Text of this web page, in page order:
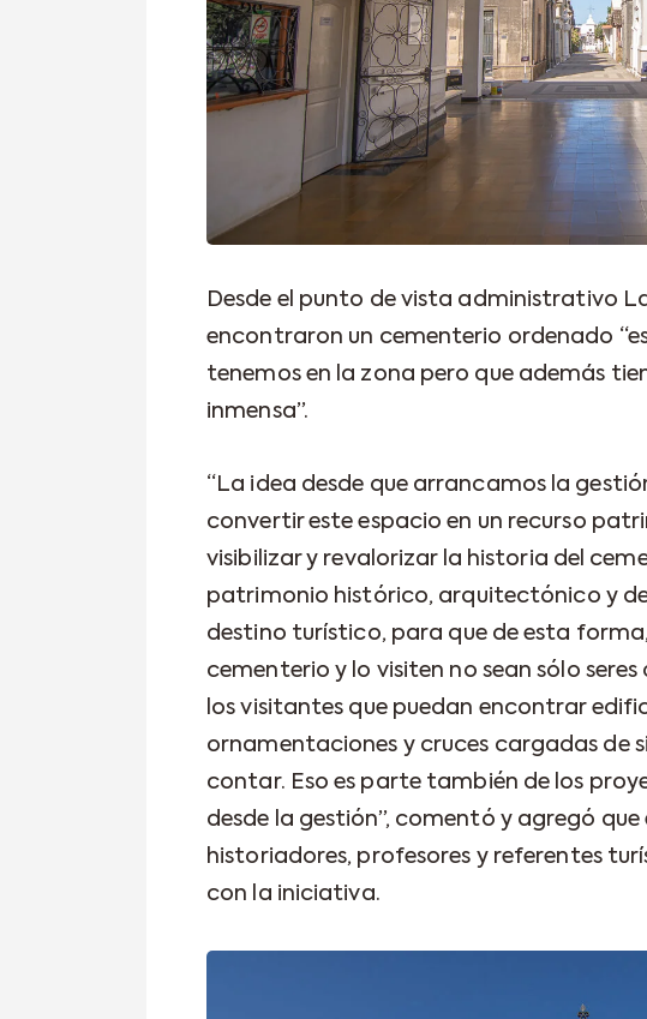
Desde el punto de vista administrativo
encontraron un cementerio ordenado
tenemos en la zona pero que además
inmensa”.
“La idea desde que arrancamos la
convertir este espacio en un recurso
visibilizar y revalorizar la historia del
patrimonio histórico, arquitectónico y
destino turístico, para que de esta forma,
cementerio y lo visiten no sean sólo
los visitantes que puedan encontrar
ornamentaciones y cruces cargadas de
contar. Eso es parte también de los
desde la gestión”, comentó y agregó
historiadores, profesores y referentes
con la iniciativa.